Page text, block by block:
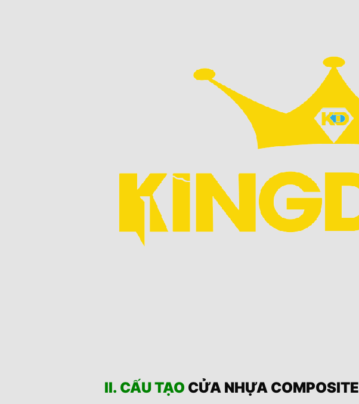
II. CẤU TẠO CỬA NHỰA COMPOSITE